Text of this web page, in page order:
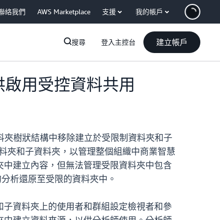
絡我們 AWS Marketplace 支援 我的帳戶
搜尋 登入主控台 建立帳戶
用受控資料共用
樹狀結構中移除建立於受限制資料夾和子
夾和子資料夾，以管理整個組織中商業智慧
建立內容，但無法管理受限資料夾中包含
析還原至受限的資料夾中。
資料夾上的使用者和群組設定檢視者和參